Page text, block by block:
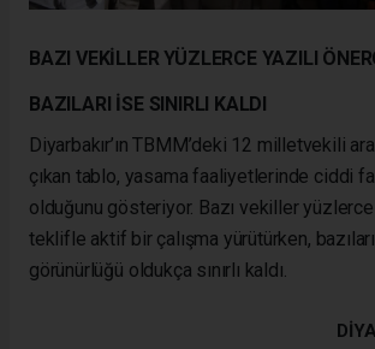
BAZI VEKİLLER YÜZLERCE YAZILI
BAZILARI İSE SINIRLI KALDI
Diyarbakır’ın TBMM’deki 12 milletvekili
çıkan tablo, yasama faaliyetlerinde ciddi
olduğunu gösteriyor. Bazı vekiller
teklifle aktif bir çalışma yürütürken,
görünürlüğü oldukça sınırlı kaldı.